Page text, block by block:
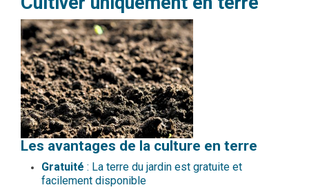
Les avantages de la culture en terre
Gratuité : La terre du jardin est gratuite et
facilement disponible